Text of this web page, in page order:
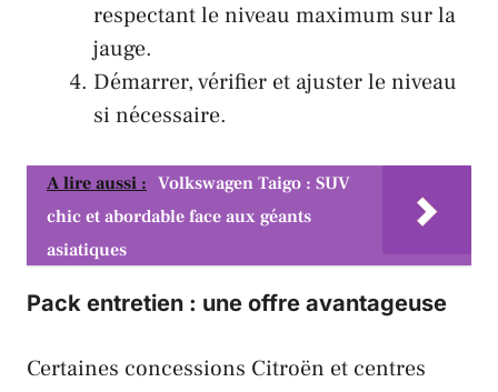
respectant le niveau maximum sur la
jauge.
Démarrer, vérifier et ajuster le niveau
si nécessaire.
A lire aussi : Volkswagen Taigo : SUV
chic et abordable face aux géants
asiatiques
Pack entretien : une offre avantageuse
Certaines concessions Citroën et centres